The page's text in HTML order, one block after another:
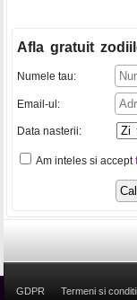
Afla gratuit
Numele tau:
Email-ul:
Data nasterii:
Am inteles si accept
GDPR Termeni si conditii